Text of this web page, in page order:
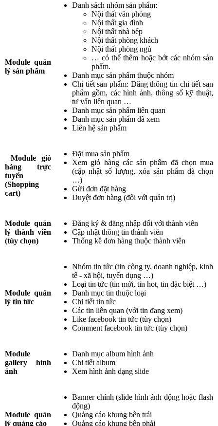
Module quản
lý sản phẩm
Danh sách nhóm sản phẩm:
Nội thất văn phòng
Nội thất gia đình
Nội thất nhà bếp
Nội thất phòng khách
Nội thất phòng ngủ
… có thể thêm hoặc bớt các nhóm sản
phẩm.
Danh mục sản phẩm thuộc nhóm
Chi tiết sản phẩm: Đăng thông tin chi tiết sản
phẩm gồm, các hình ảnh, thông số kỹ thuật,
tư vấn liên quan …
Danh mục sản phẩm liên quan
Danh mục sản phẩm đã xem
Liên hệ sản phẩm
Module giỏ
hảng trực
tuyến
(Shopping
cart)
Đặt mua sản phẩm
Xem giỏ hàng các sản phẩm đã chọn mua
(cập nhật số lượng, xóa sản phẩm đã chọn
…)
Gửi đơn đặt hàng
Duyệt đơn hàng (đối với quản trị)
Module quản
lý thành viên
(tùy chọn)
Đăng ký & đăng nhập đối với thành viên
Cập nhật thông tin thành viên
Thống kê đơn hàng thuộc thành viên
Module quản
lý tin tức
Nhóm tin tức (tin công ty, doanh nghiệp, kinh
tế - xã hội, tuyển dụng …)
Loại tin tức (tin mới, tin hot, tin đặc biệt …)
Danh mục tin thuộc loại
Chi tiết tin tức
Các tin liên quan (với tin đang xem)
Like facebook tin tức (tùy chọn)
Comment facebook tin tức (tùy chọn)
Module
gallery hình
ảnh
Danh mục album hình ảnh
Chi tiết album
Xem hình ảnh dạng slide
Module quản
lý quảng cáo
Banner chính (slide hình ảnh động hoặc flash
động)
Quảng cáo khung bên trái
Quảng cáo khung bên phải